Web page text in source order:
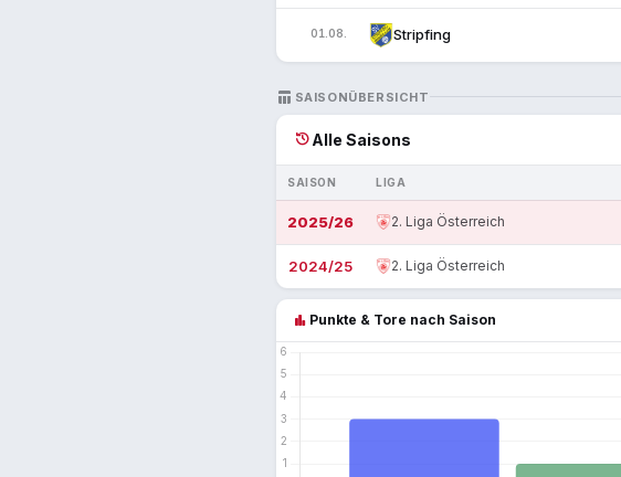
01.08. Stripfing
TABLE_CHART SAISONÜBERSICHT
historyAlle Saisons
SAISON LIGA
2025/26 2. Liga Österreich
2024/25 2. Liga Österreich
bar_chart Punkte & Tore nach Saison